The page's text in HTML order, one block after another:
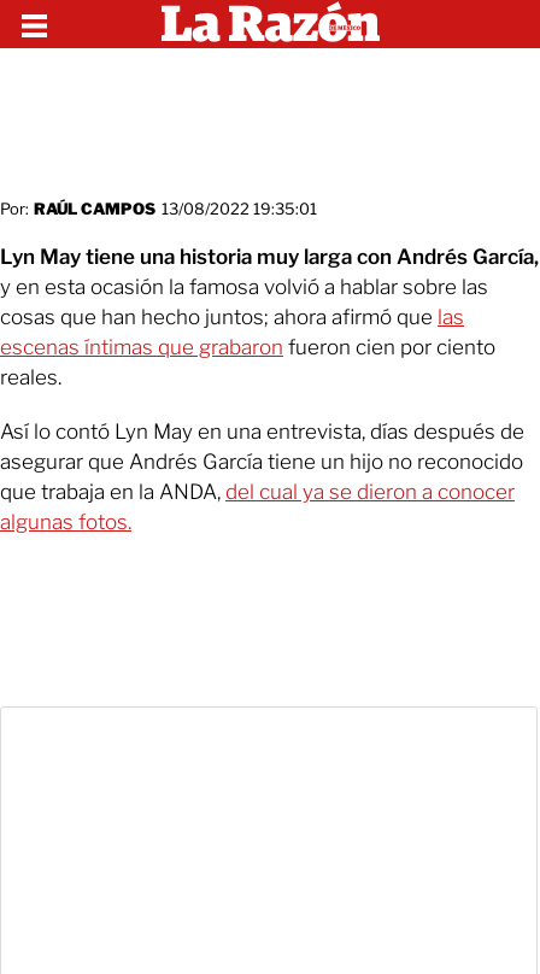
Por: RAÚL CAMPOS 13/08/2022 19:35:01
Lyn May tiene una historia muy larga con Andrés García,
y en esta ocasión la famosa volvió a hablar sobre las
cosas que han hecho juntos; ahora afirmó que las
escenas íntimas que grabaron fueron cien por ciento
reales.
Así lo contó Lyn May en una entrevista, días después de
asegurar que Andrés García tiene un hijo no reconocido
que trabaja en la ANDA, del cual ya se dieron a conocer
algunas fotos.